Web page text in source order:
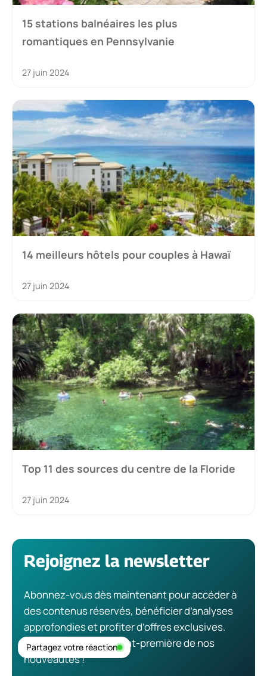
15 stations balnéaires les plus
romantiques en Pennsylvanie
27 juin 2024
14 meilleurs hôtels pour couples à Hawaï
27 juin 2024
Top 11 des sources du centre de la Floride
27 juin 2024
Rejoignez la newsletter
Abonnez-vous dès maintenant pour accéder à
des contenus réservés, bénéficier d’analyses
approfondies et profiter d’offres exclusives.
Restez informé en avant-première de nos
nouveautés !
Partagez votre réaction